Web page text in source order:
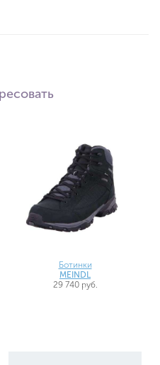
Ботинки
MEINDL
29 740 руб.